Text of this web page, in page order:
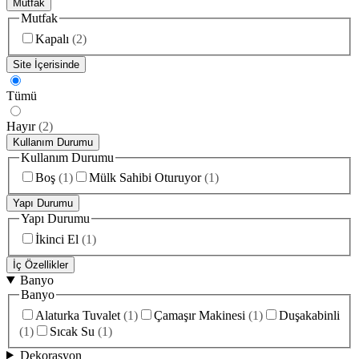
Mutfak
Mutfak
Kapalı (2)
Site İçerisinde
Tümü
Hayır (2)
Kullanım Durumu
Kullanım Durumu
Boş (1) Mülk Sahibi Oturuyor (1)
Yapı Durumu
Yapı Durumu
İkinci El (1)
İç Özellikler
Banyo
Banyo
Alaturka Tuvalet (1) Çamaşır Makinesi (1)
Duşakabinli
(1) Sıcak Su (1)
Dekorasyon